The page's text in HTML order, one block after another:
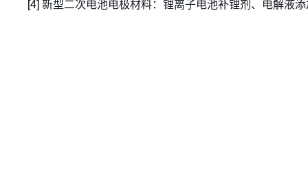
[4] 新型二次电池电极材料：锂离子电池补锂剂、电解液